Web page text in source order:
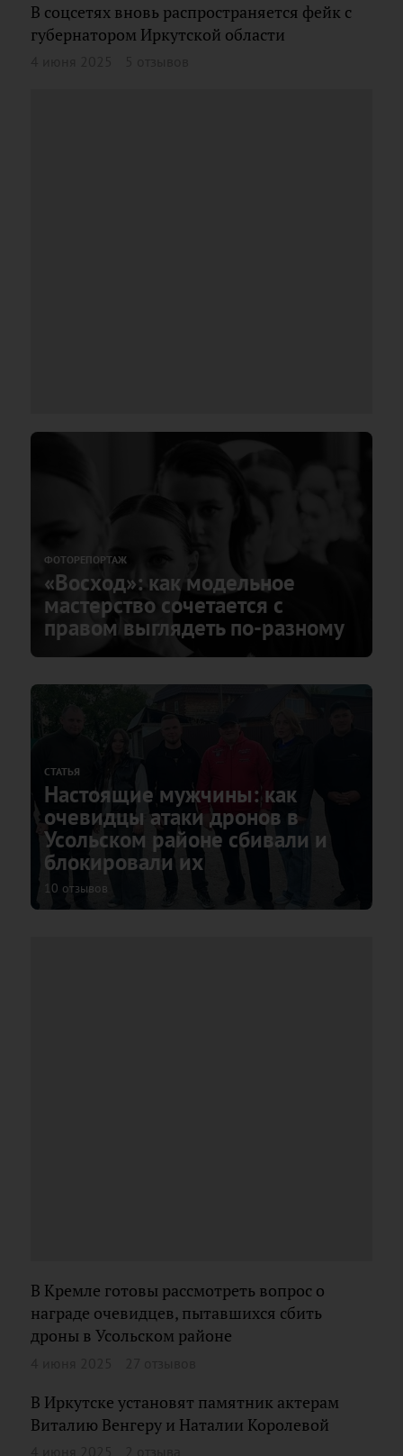
В соцсетях вновь распространяется фейк с
губернатором Иркутской области
ФОТОРЕПОРТАЖ
«Восход»: как модельное
мастерство сочетается с
правом выглядеть по-разному
СТАТЬЯ
Настоящие мужчины: как
очевидцы атаки дронов в
Усольском районе сбивали и
блокировали их
10 отзывов
В Кремле готовы рассмотреть вопрос о
награде очевидцев, пытавшихся сбить
дроны в Усольском районе
В Иркутске установят памятник актерам
Виталию Венгеру и Наталии Королевой